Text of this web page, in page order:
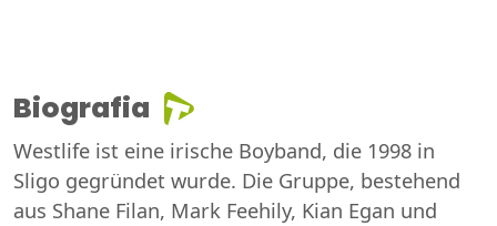
Biografia
Westlife ist eine irische Boyband, die 1998 in
Sligo gegründet wurde. Die Gruppe, bestehend
aus Shane Filan, Mark Feehily, Kian Egan und